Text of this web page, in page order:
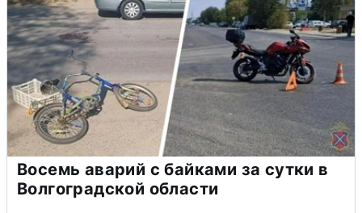
Восемь аварий с байками за сутки в
Волгоградской области